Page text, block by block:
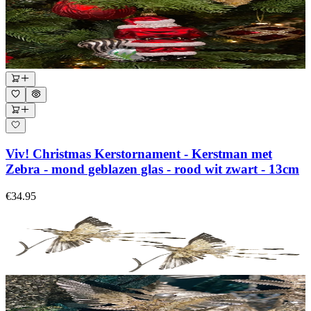
Viv! Christmas Kerstornament - Kerstman met
Zebra - mond geblazen glas - rood wit zwart - 13cm
€34.95